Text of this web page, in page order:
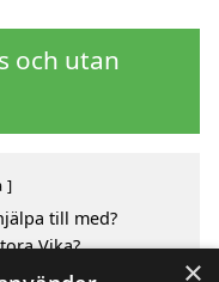
och utan
till med?
Vika?
Vika ×